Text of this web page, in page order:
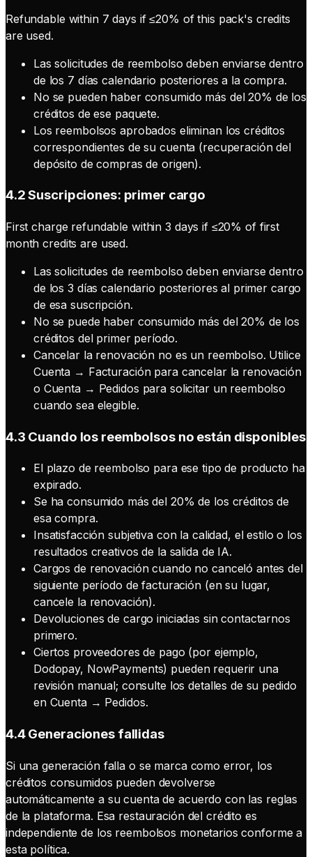
Refundable within 7 days if ≤20% of this pack's credits
are used.
Las solicitudes de reembolso deben enviarse dentro
de los 7 días calendario posteriores a la compra.
No se pueden haber consumido más del 20% de los
créditos de ese paquete.
Los reembolsos aprobados eliminan los créditos
correspondientes de su cuenta (recuperación del
depósito de compras de origen).
4.2 Suscripciones: primer cargo
First charge refundable within 3 days if ≤20% of first
month credits are used.
Las solicitudes de reembolso deben enviarse dentro
de los 3 días calendario posteriores al primer cargo
de esa suscripción.
No se puede haber consumido más del 20% de los
créditos del primer período.
Cancelar la renovación no es un reembolso. Utilice
Cuenta → Facturación para cancelar la renovación
o Cuenta → Pedidos para solicitar un reembolso
cuando sea elegible.
4.3 Cuando los reembolsos no están disponibles
El plazo de reembolso para ese tipo de producto ha
expirado.
Se ha consumido más del 20% de los créditos de
esa compra.
Insatisfacción subjetiva con la calidad, el estilo o los
resultados creativos de la salida de IA.
Cargos de renovación cuando no canceló antes del
siguiente período de facturación (en su lugar,
cancele la renovación).
Devoluciones de cargo iniciadas sin contactarnos
primero.
Ciertos proveedores de pago (por ejemplo,
Dodopay, NowPayments) pueden requerir una
revisión manual; consulte los detalles de su pedido
en Cuenta → Pedidos.
4.4 Generaciones fallidas
Si una generación falla o se marca como error, los
créditos consumidos pueden devolverse
automáticamente a su cuenta de acuerdo con las reglas
de la plataforma. Esa restauración del crédito es
independiente de los reembolsos monetarios conforme a
esta política.